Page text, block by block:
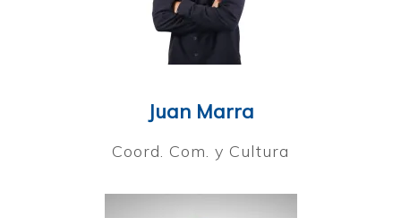
Juan Marra
Coord. Com. y Cultura